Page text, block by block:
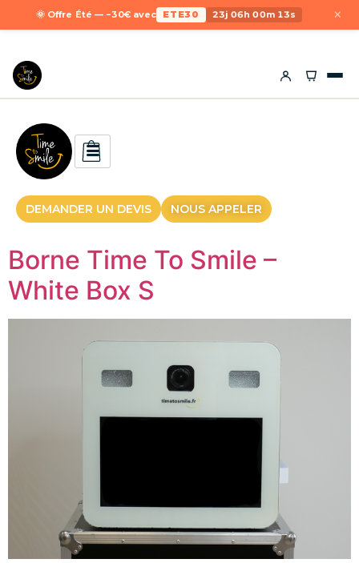
🌞 Offre Été — −30€ avec ETE30 23j 06h 00m 13s ×
DEMANDER UN DEVIS NOUS APPELER
Borne Time To Smile –
White Box S